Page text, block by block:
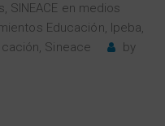
, SINEACE en medios
Educación, Ipeba,
, Sineace
by